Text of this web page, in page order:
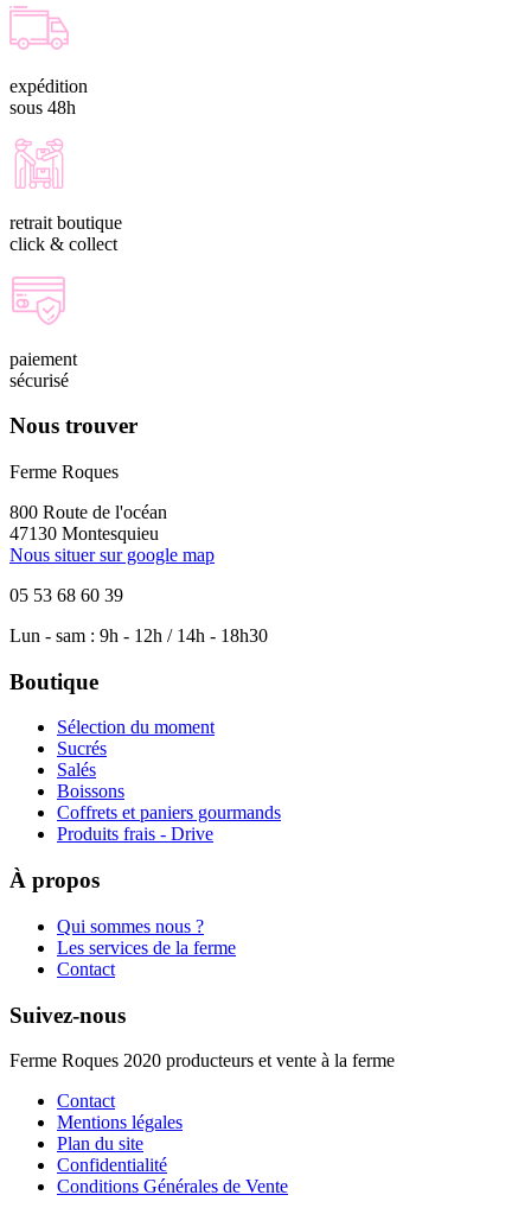
expédition
sous 48h
retrait boutique
click & collect
paiement
sécurisé
Nous trouver
Ferme Roques
800 Route de l'océan
47130 Montesquieu
Nous situer sur google map
05 53 68 60 39
Lun - sam : 9h - 12h / 14h - 18h30
Boutique
Sélection du moment
Sucrés
Salés
Boissons
Coffrets et paniers gourmands
Produits frais - Drive
À propos
Qui sommes nous ?
Les services de la ferme
Contact
Suivez-nous
Ferme Roques 2020 producteurs et vente à la ferme
Contact
Mentions légales
Plan du site
Confidentialité
Conditions Générales de Vente